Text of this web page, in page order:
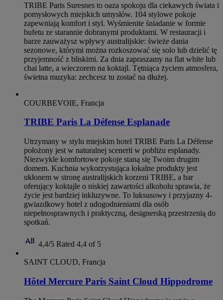
TRIBE Paris Suresnes to oaza spokoju dla ciekawych świata i
pomysłowych miejskich umysłów. 104 stylowe pokoje
zapewniają komfort i styl. Wyśmienite śniadanie w formie
bufetu ze starannie dobranymi produktami. W restauracji i
barze zauważysz wpływy australijskie: świeże dania
sezonowe, którymi można rozkoszować się solo lub dzielić tę
przyjemność z bliskimi. Za dnia zapraszamy na flat white lub
chai latte, a wieczorem na koktajl. Tętniąca życiem atmosfera,
świetna muzyka: zechcesz tu zostać na dłużej.
COURBEVOIE, Francja
TRIBE Paris La Défense Esplanade
Utrzymany w stylu miejskim hotel TRIBE Paris La Défense
położony jest w naturalnej scenerii w pobliżu esplanady.
Niezwykle komfortowe pokoje staną się Twoim drugim
domem. Kuchnia wykorzystująca lokalne produkty jest
ukłonem w stronę australijskich korzeni TRIBE, a bar
oferujący koktajle o niskiej zawartości alkoholu sprawia, że
życie jest bardziej inkluzywne. To luksusowy i przyjazny 4-
gwiazdkowy hotel z udogodnieniami dla osób
niepełnosprawnych i praktyczną, designerską przestrzenią do
spotkań.
4,4/5 Rated 4,4 of 5
SAINT CLOUD, Francja
Hôtel Mercure Paris Saint Cloud Hippodrome